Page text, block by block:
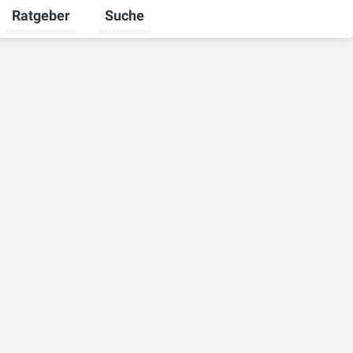
umschalten
Untermenü für Unternehmen umschalten
Ratgeber
Untermenü für Ratgeber umschalten
Suche